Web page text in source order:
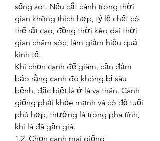
sống sót. Nếu cắt cành trong thời
gian không thích hợp, tỷ lệ chết có
thể rất cao, đồng thời kéo dài thời
gian chăm sóc, làm giảm hiệu quả
kinh tế.
Khi chọn cành để giâm, cần đảm
bảo rằng cành đó không bị sâu
bệnh, đặc biệt là ở lá và thân. Cành
giống phải khỏe mạnh và có độ tuổi
phù hợp, thường là trong pha tĩnh,
khi lá đã gần già.
1.2. Chọn cành mai giống